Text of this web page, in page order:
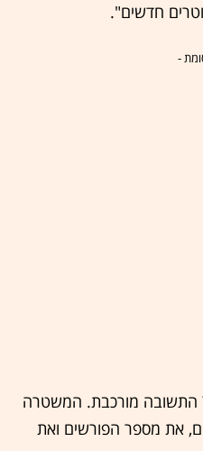
חדשים".
-
התשובה מורכבת. המשטרה
את מספר הפורשים ואת